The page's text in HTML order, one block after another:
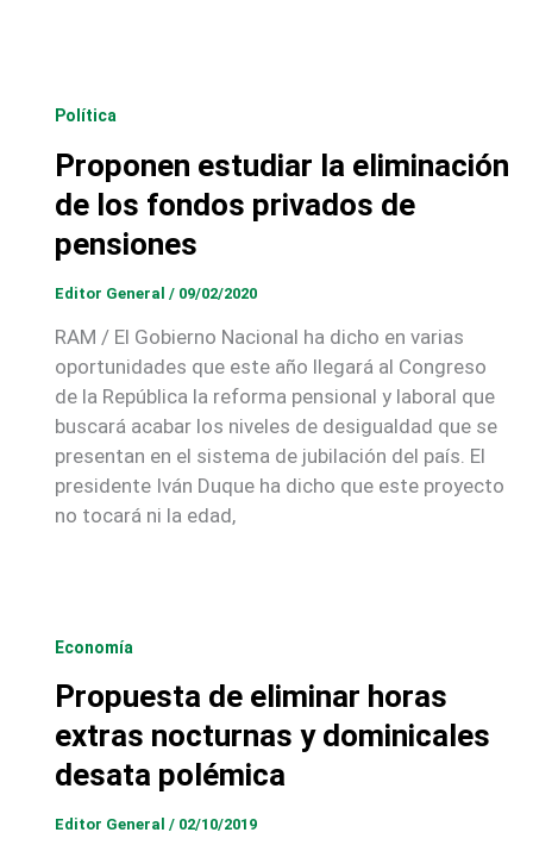
Política
Proponen estudiar la eliminación
de los fondos privados de
pensiones
Editor General / 09/02/2020
RAM / El Gobierno Nacional ha dicho en varias
oportunidades que este año llegará al Congreso
de la República la reforma pensional y laboral que
buscará acabar los niveles de desigualdad que se
presentan en el sistema de jubilación del país. El
presidente Iván Duque ha dicho que este proyecto
no tocará ni la edad,
Economía
Propuesta de eliminar horas
extras nocturnas y dominicales
desata polémica
Editor General / 02/10/2019